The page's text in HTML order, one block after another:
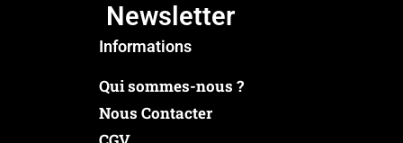
Newsletter
Informations
Qui sommes-nous ?
Nous Contacter